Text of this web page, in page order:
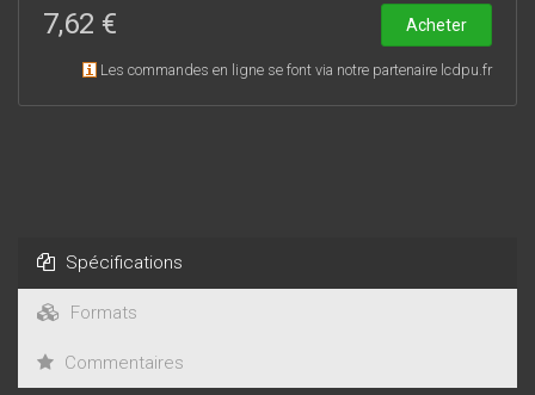
7,62 €
Acheter
Les commandes en ligne se font via notre partenaire lcdpu.fr
Spécifications
Formats
Commentaires